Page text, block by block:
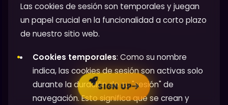
Las cookies de sesión son temporales y juegan
un papel crucial en la funcionalidad a corto plazo
de nuestro sitio web.
Cookies temporales: Como su nombre
indica, las cookies de sesión son activas solo
durante la duración de su "sesión" de
navegación. Esto significa que se crean y
SIGN UP